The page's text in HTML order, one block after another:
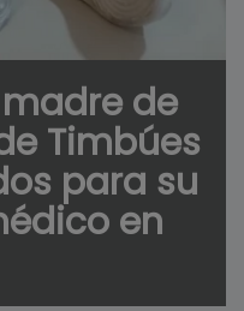
de
Timbúes
para su
en